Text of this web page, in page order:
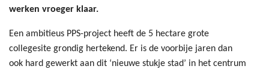
werken vroeger klaar.
Een ambitieus PPS-project heeft de 5 hectare grote
collegesite grondig hertekend. Er is de voorbije jaren dan
ook hard gewerkt aan dit ‘nieuwe stukje stad’ in het centrum